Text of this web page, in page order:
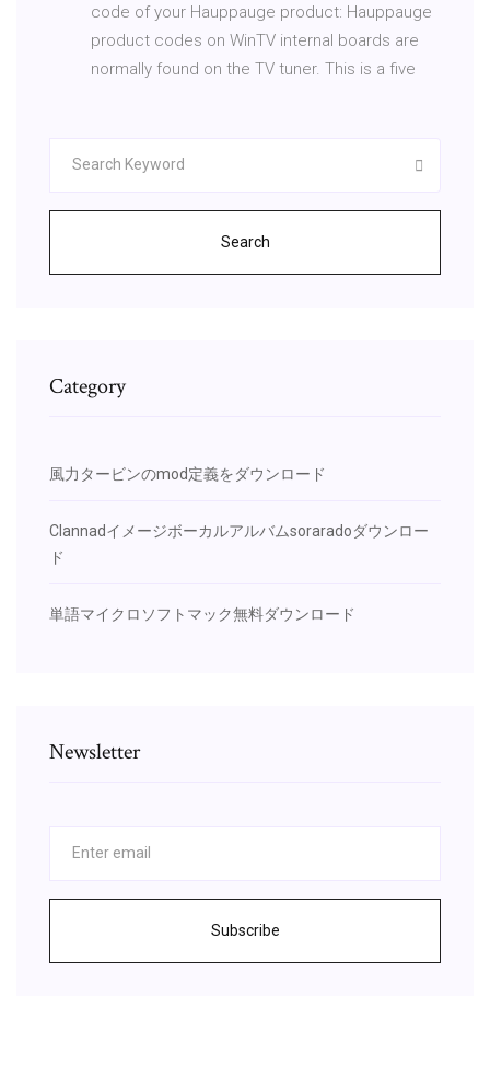
code of your Hauppauge product: Hauppauge
product codes on WinTV internal boards are
normally found on the TV tuner. This is a five
Search
Category
風力タービンのmod定義をダウンロード
Clannadイメージボーカルアルバムsoraradoダウンロー
ド
単語マイクロソフトマック無料ダウンロード
Newsletter
Subscribe